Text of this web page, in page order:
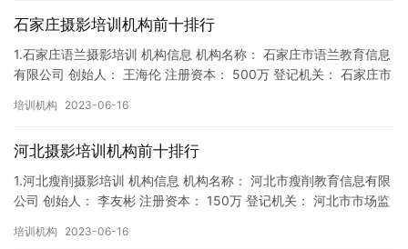
石家庄摄影培训机构前十排行
1.石家庄语兰摄影培训 机构信息 机构名称： 石家庄市语兰教育信息
有限公司 创始人： 王海伦 注册资本： 500万 登记机关： 石家庄市
培训机构 2023-06-16
河北摄影培训机构前十排行
1.河北瘦削摄影培训 机构信息 机构名称： 河北市瘦削教育信息有限
公司 创始人： 李友彬 注册资本： 150万 登记机关： 河北市市场监
培训机构 2023-06-16